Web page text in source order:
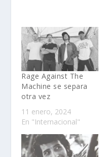
Rage Against The
Machine se separa
otra vez
11 enero, 2024
En "Internacional"